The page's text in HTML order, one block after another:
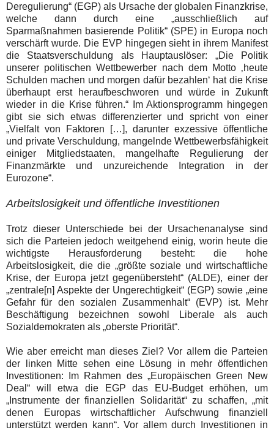
Deregulierung“ (EGP) als Ursache der globalen Finanzkrise,
welche dann durch eine „ausschließlich auf
Sparmaßnahmen basierende Politik“ (SPE) in Europa noch
verschärft wurde. Die EVP hingegen sieht in ihrem Manifest
die Staatsverschuldung als Hauptauslöser: „Die Politik
unserer politischen Wettbewerber nach dem Motto ‚heute
Schulden machen und morgen dafür bezahlen‘ hat die Krise
überhaupt erst heraufbeschworen und würde in Zukunft
wieder in die Krise führen.“ Im Aktionsprogramm hingegen
gibt sie sich etwas differenzierter und spricht von einer
„Vielfalt von Faktoren […], darunter exzessive öffentliche
und private Verschuldung, mangelnde Wettbewerbsfähigkeit
einiger Mitgliedstaaten, mangelhafte Regulierung der
Finanzmärkte und unzureichende Integration in der
Eurozone“.
Arbeitslosigkeit und öffentliche Investitionen
Trotz dieser Unterschiede bei der Ursachenanalyse sind
sich die Parteien jedoch weitgehend einig, worin heute die
wichtigste Herausforderung besteht: die hohe
Arbeitslosigkeit, die die „größte soziale und wirtschaftliche
Krise, der Europa jetzt gegenübersteht“ (ALDE), einer der
„zentrale[n] Aspekte der Ungerechtigkeit“ (EGP) sowie „eine
Gefahr für den sozialen Zusammenhalt“ (EVP) ist. Mehr
Beschäftigung bezeichnen sowohl Liberale als auch
Sozialdemokraten als „oberste Priorität“.
Wie aber erreicht man dieses Ziel? Vor allem die Parteien
der linken Mitte sehen eine Lösung in mehr öffentlichen
Investitionen: Im Rahmen des „Europäischen Green New
Deal“ will etwa die EGP das EU-Budget erhöhen, um
„Instrumente der finanziellen Solidarität“ zu schaffen, „mit
denen Europas wirtschaftlicher Aufschwung finanziell
unterstützt werden kann“. Vor allem durch Investitionen in